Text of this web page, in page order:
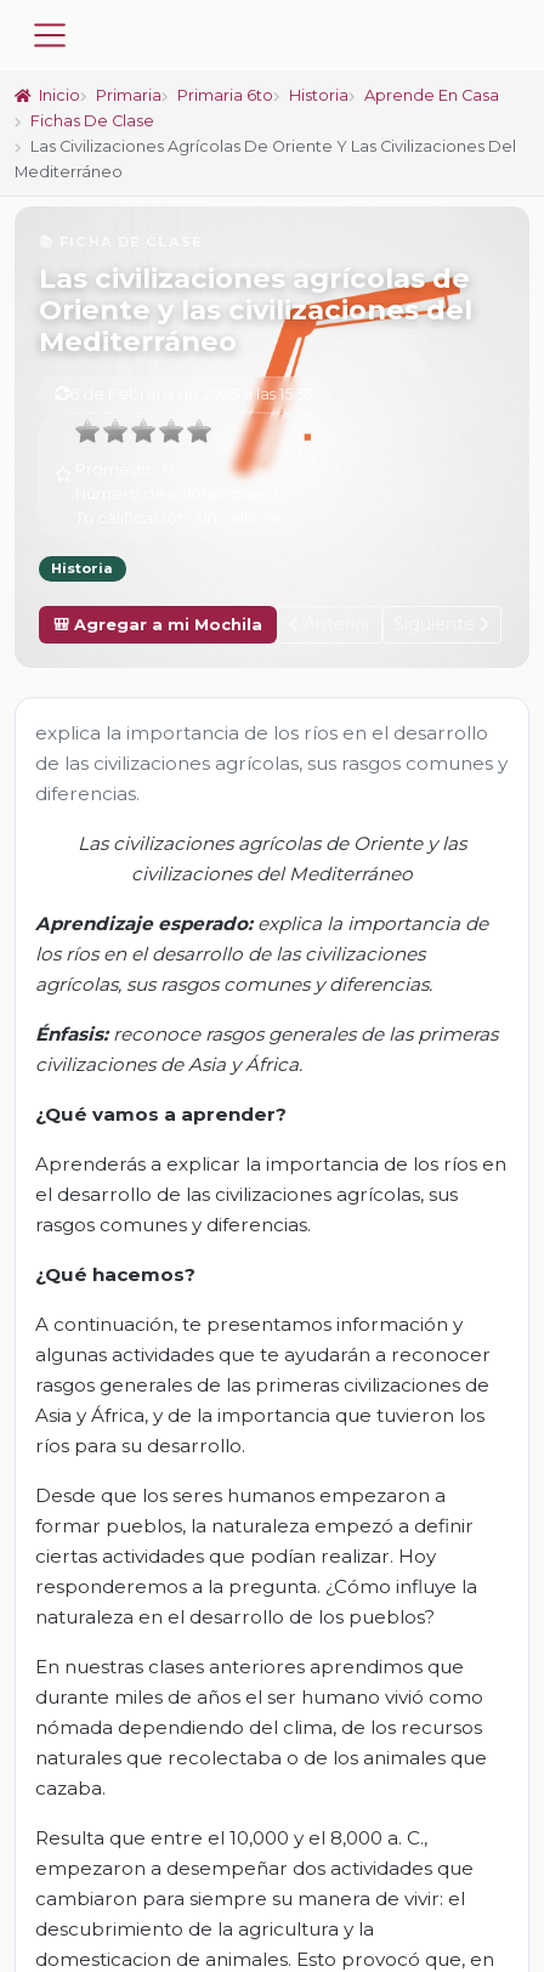
Inicio Primaria Primaria 6to Historia
Aprende En Casa
Fichas De Clase
Las Civilizaciones Agrícolas De Oriente Y Las Civilizaciones Del
Mediterráneo
Las civilizaciones agrícolas de
Oriente y las civilizaciones del
Mediterráneo
6 de Febrero de 2025 a las 15:53
Historia
🎒 Agregar a mi Mochila
explica la importancia de los ríos en el desarrollo
de las civilizaciones agrícolas, sus rasgos comunes y
diferencias.
Las civilizaciones agrícolas de Oriente y las
civilizaciones del Mediterráneo
Aprendizaje esperado: explica la importancia de
los ríos en el desarrollo de las civilizaciones
agrícolas, sus rasgos comunes y diferencias.
Énfasis: reconoce rasgos generales de las primeras
civilizaciones de Asia y África.
¿Qué vamos a aprender?
Aprenderás a explicar la importancia de los ríos en
el desarrollo de las civilizaciones agrícolas, sus
rasgos comunes y diferencias.
¿Qué hacemos?
A continuación, te presentamos información y
algunas actividades que te ayudarán a reconocer
rasgos generales de las primeras civilizaciones de
Asia y África, y de la importancia que tuvieron los
ríos para su desarrollo.
Desde que los seres humanos empezaron a
formar pueblos, la naturaleza empezó a definir
ciertas actividades que podían realizar. Hoy
responderemos a la pregunta. ¿Cómo influye la
naturaleza en el desarrollo de los pueblos?
En nuestras clases anteriores aprendimos que
durante miles de años el ser humano vivió como
nómada dependiendo del clima, de los recursos
naturales que recolectaba o de los animales que
cazaba.
Resulta que entre el 10,000 y el 8,000 a. C.,
empezaron a desempeñar dos actividades que
cambiaron para siempre su manera de vivir: el
descubrimiento de la agricultura y la
domesticacion de animales. Esto provocó que, en